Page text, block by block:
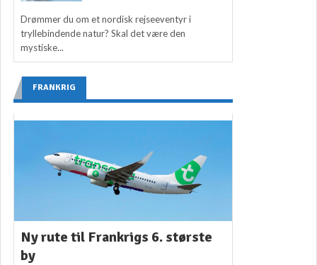
Drømmer du om et nordisk rejseeventyr i
tryllebindende natur? Skal det være den
mystiske...
FRANKRIG
Ny rute til Frankrigs 6. største
by